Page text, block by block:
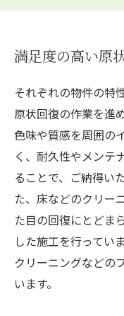
満足度の高い原
それぞれの物件の特
原状回復の作業を進
色味や質感を周囲の
く、耐久性やメンテ
ることで、ご納得い
た、床などのクリー
た目の回復にとどま
した施工を行ってい
クリーニングなどの
います。